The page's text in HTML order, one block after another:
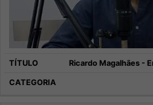
Ricardo Magalhães -